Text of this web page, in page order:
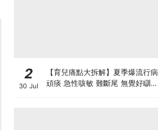
2
30 Jul
【育兒痛點大拆解】夏季爆流行病
頑痰 急性咳敏 難斷尾 無覺好瞓？